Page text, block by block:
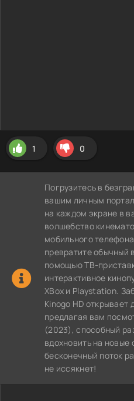
1 0
Погрузитесь в
вашим личным
на каждом экране в
волшебство
мобильного
превратите обычный
помощью ТВ-
интерактивное
XBox и Playstation.
Kinogo HD
предлагая вам
(2023), способный
вдохновить на новые
бесконечный поток
не иссякнет!